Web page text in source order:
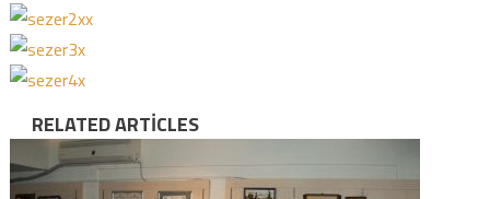
RELATED ARTICLES